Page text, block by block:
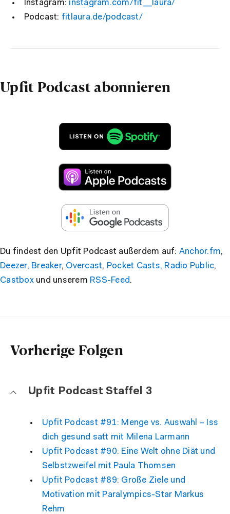
Instagram: instagram.com/fit__laura/
Podcast: fitlaura.de/podcast/
Upfit Podcast abonnieren
Du findest den Upfit Podcast außerdem auf: Anchor.fm,
Deezer, Breaker, Overcast, Pocket Casts, Radio Public,
Castboxund unserem RSS-Feed.
Vorherige Folgen
Upfit Podcast Staffel 3
Upfit Podcast #91: Menge vs. Auswahl – Iss
dich gesund satt mit Milena Larmann
Upfit Podcast #90: Eine Welt ohne Diät und
Selbstzweifel mit Paula Thomsen
Upfit Podcast #89: Große Ziele und
Motivation mit Paralympics-Star Markus
Rehm